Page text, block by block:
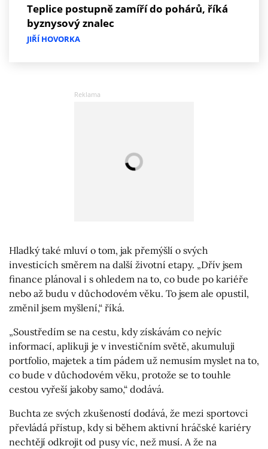
Teplice postupně zamíří do pohárů, říká
byznysový znalec
JIŘÍ HOVORKA
Hladký také mluví o tom, jak přemýšlí o svých
investicích směrem na další životní etapy. „Dřív jsem
finance plánoval i s ohledem na to, co bude po kariéře
nebo až budu v důchodovém věku. To jsem ale opustil,
změnil jsem myšlení,“ říká.
„Soustředím se na cestu, kdy získávám co nejvíc
informací, aplikuji je v investičním světě, akumuluji
portfolio, majetek a tím pádem už nemusím myslet na to,
co bude v důchodovém věku, protože se to touhle
cestou vyřeší jakoby samo,“ dodává.
Buchta ze svých zkušeností dodává, že mezi sportovci
převládá přístup, kdy si během aktivní hráčské kariéry
nechtějí odkrojit od pusy víc, než musí. A že na